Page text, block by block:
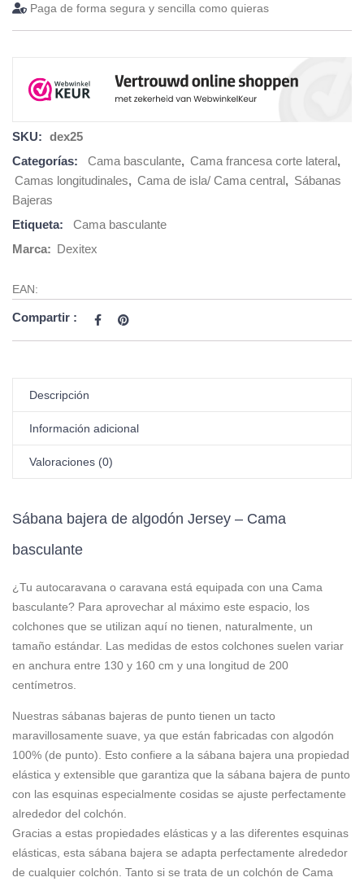
Paga de forma segura y sencilla como quieras
SKU: dex25
Categorías:
Cama basculante, Cama francesa corte lateral,
Camas longitudinales, Cama de isla/ Cama central, Sábanas
Bajeras
Etiqueta:
Cama basculante
Marca: Dexitex
EAN:
Compartir :
Descripción
Información adicional
Valoraciones (0)
Sábana bajera de algodón Jersey – Cama
basculante
¿Tu autocaravana o caravana está equipada con una Cama
basculante? Para aprovechar al máximo este espacio, los
colchones que se utilizan aquí no tienen, naturalmente, un
tamaño estándar. Las medidas de estos colchones suelen variar
en anchura entre 130 y 160 cm y una longitud de 200
centímetros.
Nuestras sábanas bajeras de punto tienen un tacto
maravillosamente suave, ya que están fabricadas con algodón
100% (de punto). Esto confiere a la sábana bajera una propiedad
elástica y extensible que garantiza que la sábana bajera de punto
con las esquinas especialmente cosidas se ajuste perfectamente
alrededor del colchón.
Gracias a estas propiedades elásticas y a las diferentes esquinas
elásticas, esta sábana bajera se adapta perfectamente alrededor
de cualquier colchón. Tanto si se trata de un colchón de Cama